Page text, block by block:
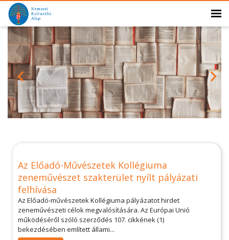
Az Előadó-Művészetek Kollégiuma
zeneművészet szakterület nyílt pályázati
felhívása
Az Előadó-művészetek Kollégiuma pályázatot hirdet
zeneművészeti célok megvalósítására. Az Európai Unió
működéséről szóló szerződés 107. cikkének (1)
bekezdésében említett állami...